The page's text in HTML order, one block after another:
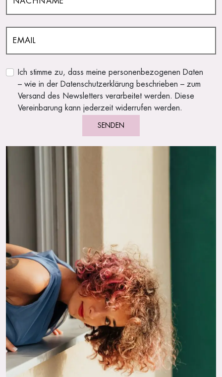
Ich stimme zu, dass meine personenbezogenen Daten
– wie in der Datenschutzerklärung beschrieben – zum
Versand des Newsletters verarbeitet werden. Diese
Vereinbarung kann jederzeit widerrufen werden.
SENDEN